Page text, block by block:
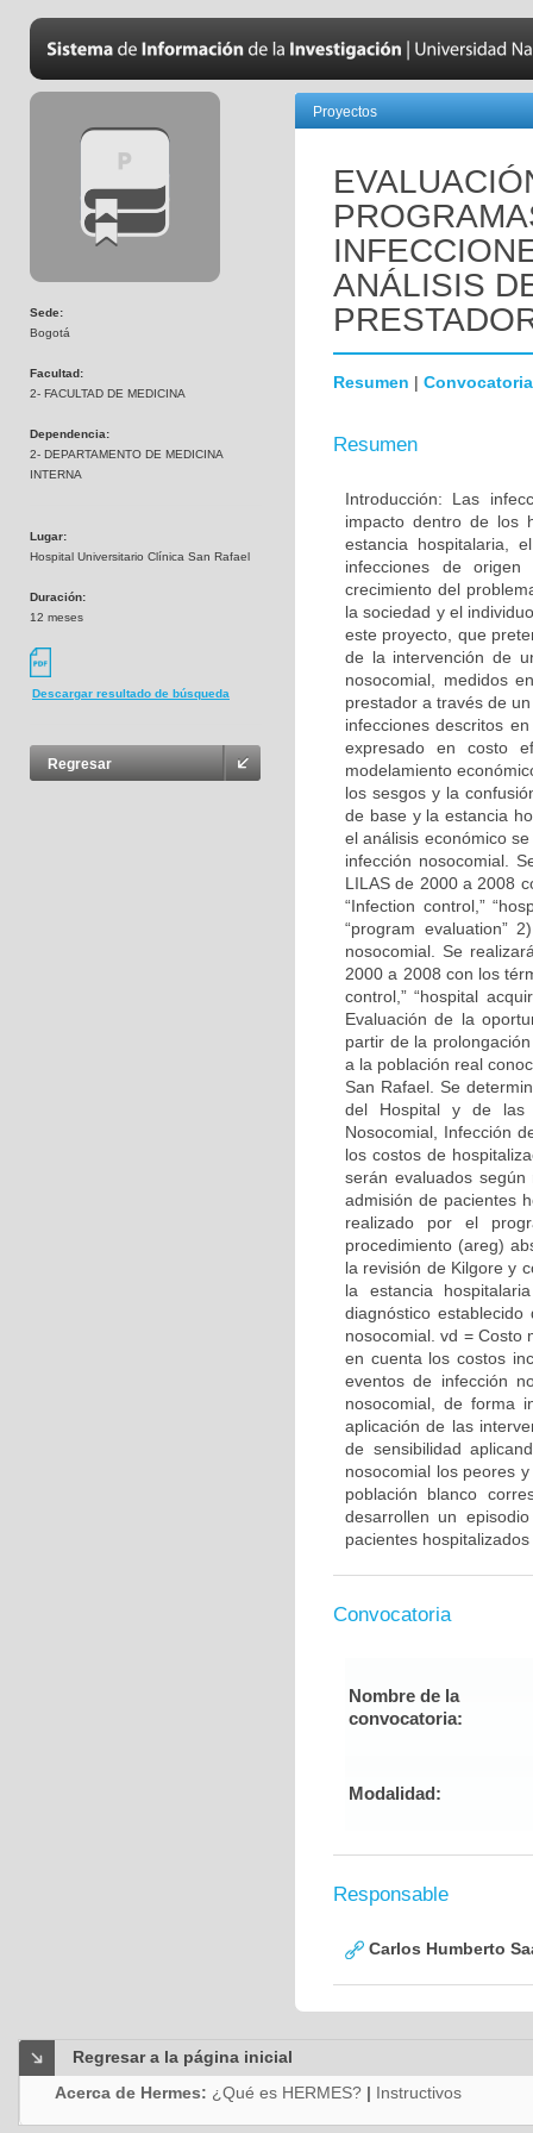
Sede:
Bogotá
Facultad:
2- FACULTAD DE MEDICINA
Dependencia:
2- DEPARTAMENTO DE MEDICINA
INTERNA
Lugar:
Hospital Universitario Clínica San Rafael
Duración:
12 meses
Descargar resultado de búsqueda
Regresar
Proyectos
ANÁLISIS
Resumen | Convocatoria
Resumen
Introducción: Las
impacto dentro de los
estancia hospitalaria,
infecciones de origen
crecimiento del
la sociedad y el
este proyecto, que
de la intervención de
nosocomial, medidos
prestador a través de
infecciones descritos
expresado en costo
modelamiento
los sesgos y la
de base y la estancia
el análisis económico
infección nosocomial.
LILAS de 2000 a 2008
“Infection control,”
“program evaluation”
nosocomial. Se
2000 a 2008 con los
control,” “hospital
Evaluación de la
partir de la
a la población real
San Rafael. Se
del Hospital y de las
Nosocomial, Infección
los costos de
serán evaluados
admisión de pacientes
realizado por el
procedimiento (areg)
la revisión de Kilgore y
la estancia
diagnóstico
nosocomial. vd = Costo
en cuenta los costos
eventos de infección
nosocomial, de forma
aplicación de las
de sensibilidad
nosocomial los peores
población blanco
desarrollen un
pacientes
Convocatoria
Nombre de la
convocatoria:
Modalidad:
Responsable
Carlos Humberto
Regresar a la página inicial
Acerca de Hermes: ¿Qué es HERMES? | Instructivos